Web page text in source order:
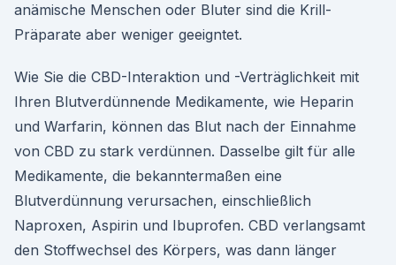
anämische Menschen oder Bluter sind die Krill-
Präparate aber weniger geeigntet.
Wie Sie die CBD-Interaktion und -Verträglichkeit mit
Ihren Blutverdünnende Medikamente, wie Heparin
und Warfarin, können das Blut nach der Einnahme
von CBD zu stark verdünnen. Dasselbe gilt für alle
Medikamente, die bekanntermaßen eine
Blutverdünnung verursachen, einschließlich
Naproxen, Aspirin und Ibuprofen. CBD verlangsamt
den Stoffwechsel des Körpers, was dann länger